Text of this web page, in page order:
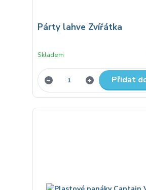
Párty lahve Zvířátka
Skladem
Přidat